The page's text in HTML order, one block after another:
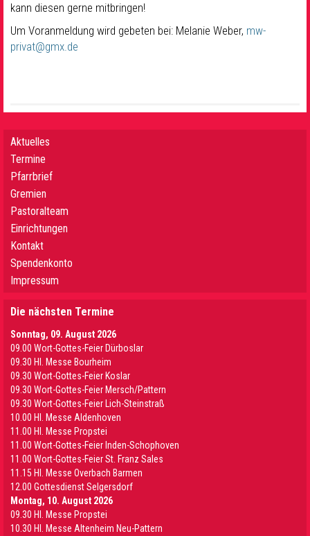
kann diesen gerne mitbringen!
Um Voranmeldung wird gebeten bei: Melanie Weber, mw-
privat@gmx.de
Aktuelles
Termine
Pfarrbrief
Gremien
Pastoralteam
Einrichtungen
Kontakt
Spendenkonto
Impressum
Die nächsten Termine
Sonntag, 09. August 2026
09.00 Wort-Gottes-Feier Dürboslar
09.30 HI. Messe Bourheim
09.30 Wort-Gottes-Feier Koslar
09.30 Wort-Gottes-Feier Mersch/Pattern
09.30 Wort-Gottes-Feier Lich-Steinstraß
10.00 Hl. Messe Aldenhoven
11.00 Hl. Messe Propstei
11.00 Wort-Gottes-Feier Inden-Schophoven
11.00 Wort-Gottes-Feier St. Franz Sales
11.15 Hl. Messe Overbach Barmen
12.00 Gottesdienst Selgersdorf
Montag, 10. August 2026
09.30 Hl. Messe Propstei
10.30 Hl. Messe Altenheim Neu-Pattern